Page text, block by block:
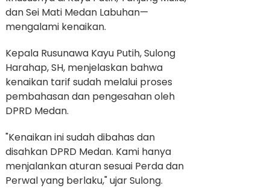
dan Sei Mati Medan Labuhan—
mengalami kenaikan.
Kepala Rusunawa Kayu Putih, Sulong
Harahap, SH, menjelaskan bahwa
kenaikan tarif sudah melalui proses
pembahasan dan pengesahan oleh
DPRD Medan.
"Kenaikan ini sudah dibahas dan
disahkan DPRD Medan. Kami hanya
menjalankan aturan sesuai Perda dan
Perwal yang berlaku," ujar Sulong.